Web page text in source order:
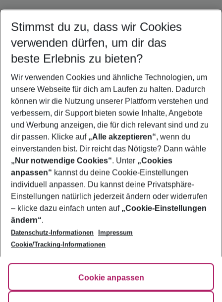
Quicklinks
Familienurlaub Izmir
Flug & Hotel Izmir
Last Minute Izmir
Frübucher Angebote Izmir für 2026
Pauschalreisen Izmir
Footer
Footer navigation
Über uns
AGB
Bestpreisgarantie
Cookie-Einstellungen ändern
Cookie-Richtlinie
Impressum
Agenturbetreuung
Barrierefreies Reisen
HanseMerkur Reiseversicherung
Hilfe & Kontakt
Folge uns
Stimmst du zu, dass wir Cookies
verwenden dürfen, um dir das
beste Erlebnis zu bieten?
Wir verwenden Cookies und ähnliche Technologien, um
unsere Webseite für dich am Laufen zu halten. Dadurch
können wir die Nutzung unserer Plattform verstehen und
verbessern, dir Support bieten sowie Inhalte, Angebote
und Werbung anzeigen, die für dich relevant sind und zu
dir passen. Klicke auf „Alle akzeptieren“, wenn du
einverstanden bist. Dir reicht das Nötigste? Dann wähle
„Nur notwendige Cookies“. Unter „Cookies
anpassen“ kannst du deine Cookie-Einstellungen
individuell anpassen. Du kannst deine Privatsphäre-
Einstellungen natürlich jederzeit ändern oder widerrufen
– klicke dazu einfach unten auf „Cookie-Einstellungen
ändern“.
Datenschutz-Informationen
Impressum
Cookie/Tracking-Informationen
Cookie anpassen